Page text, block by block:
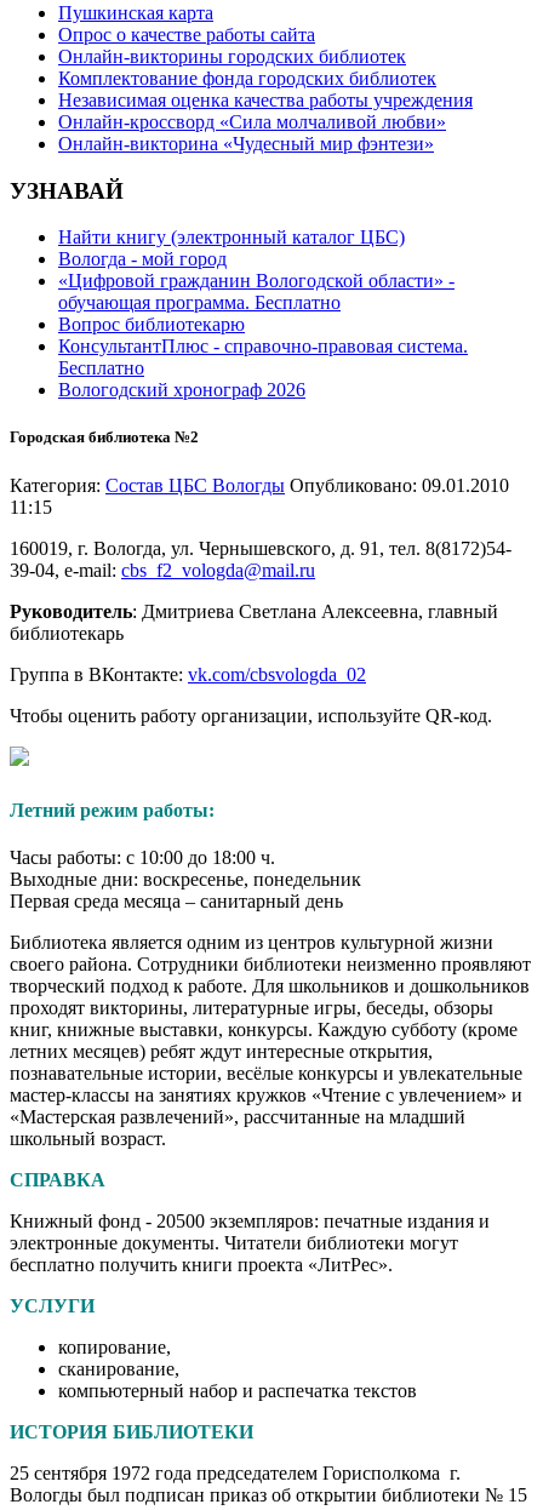
Пушкинская карта
Опрос о качестве работы сайта
Онлайн-викторины городских библиотек
Комплектование фонда городских библиотек
Независимая оценка качества работы учреждения
Онлайн-кроссворд «Сила молчаливой любви»
Онлайн-викторина «Чудесный мир фэнтези»
УЗНАВАЙ
Найти книгу (электронный каталог ЦБС)
Вологда - мой город
«Цифровой гражданин Вологодской области» -
обучающая программа. Бесплатно
Вопрос библиотекарю
КонсультантПлюс - справочно-правовая система.
Бесплатно
Вологодский хронограф 2026
Городская библиотека №2
Категория: Состав ЦБС Вологды Опубликовано: 09.01.2010
11:15
160019, г. Вологда, ул. Чернышевского, д. 91, тел. 8(8172)54-
39-04, e-mail: cbs_f2_vologda@mail.ru
Руководитель: Дмитриева Светлана Алексеевна, главный
библиотекарь
Группа в ВКонтакте: vk.com/cbsvologda_02
Чтобы оценить работу организации, используйте QR-код.
Летний режим работы:
Часы работы: с 10:00 до 18:00 ч.
Выходные дни: воскресенье, понедельник
Первая среда месяца – санитарный день
Библиотека является одним из центров культурной жизни
своего района. Сотрудники библиотеки неизменно проявляют
творческий подход к работе. Для школьников и дошкольников
проходят викторины, литературные игры, беседы, обзоры
книг, книжные выставки, конкурсы. Каждую субботу (кроме
летних месяцев) ребят ждут интересные открытия,
познавательные истории, весёлые конкурсы и увлекательные
мастер-классы на занятиях кружков «Чтение с увлечением» и
«Мастерская развлечений», рассчитанные на младший
школьный возраст.
СПРАВКА
Книжный фонд - 20500 экземпляров: печатные издания и
электронные документы. Читатели библиотеки могут
бесплатно получить книги проекта «ЛитРес».
УСЛУГИ
копирование,
сканирование,
компьютерный набор и распечатка текстов
ИСТОРИЯ БИБЛИОТЕКИ
25 сентября 1972 года председателем Горисполкома г.
Вологды был подписан приказ об открытии библиотеки № 15